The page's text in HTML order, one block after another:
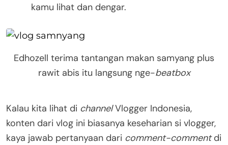
kamu lihat dan dengar.
Edhozell terima tantangan makan samyang plus
rawit abis itu langsung nge-beatbox
Kalau kita lihat di channelVlogger Indonesia,
konten dari vlog ini biasanya keseharian si vlogger,
kaya jawab pertanyaan dari comment-commentdi